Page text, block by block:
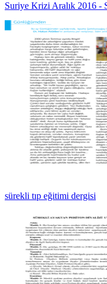
Suriye Krizi Aralık 2016 -
sürekli tıp eğitimi dergisi